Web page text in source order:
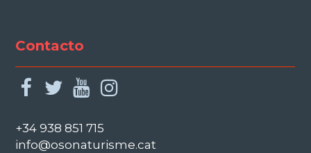
Contacto
facebook
twitteryoutube
+34 938 851 715
info@osonaturisme.cat